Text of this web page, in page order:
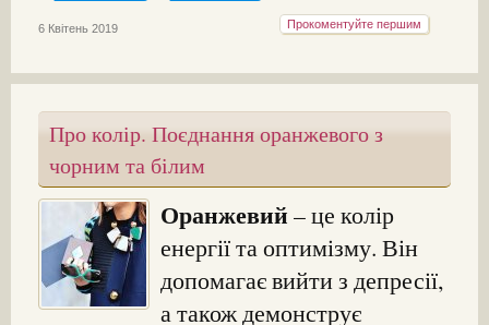
Прокоментуйте першим
6 Квітень 2019
Про колір. Поєднання оранжевого з
чорним та білим
Оранжевий – це колір
енергії та оптимізму. Він
допомагає вийти з депресії,
а також демонструє